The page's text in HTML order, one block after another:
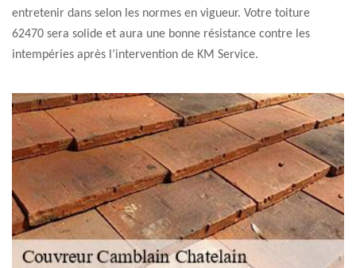
entretenir dans selon les normes en vigueur. Votre toiture
62470 sera solide et aura une bonne résistance contre les
intempéries après l’intervention de KM Service.